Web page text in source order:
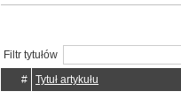
Filtr tytułów
#
Tytuł artykułu